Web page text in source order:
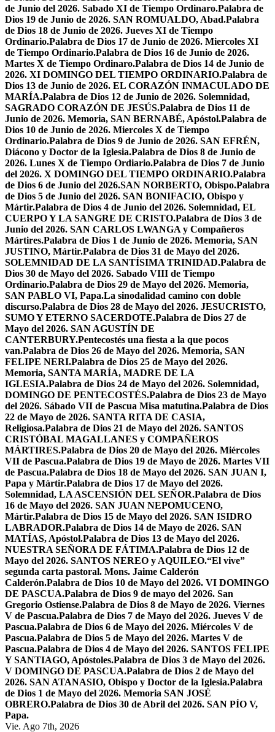
de Junio del 2026. Sabado XI de Tiempo Ordinaro.Palabra de
Dios 19 de Junio de 2026. SAN ROMUALDO, Abad.Palabra
de Dios 18 de Junio de 2026. Jueves XI de Tiempo
Ordinario.Palabra de Dios 17 de Junio de 2026. Miercoles XI
de Tiempo Ordinario.Palabra de Dios 16 de Junio de 2026.
Martes X de Tiempo Ordinaro.Palabra de Dios 14 de Junio de
2026. XI DOMINGO DEL TIEMPO ORDINARIO.Palabra de
Dios 13 de Junio de 2026. EL CORAZÓN INMACULADO DE
MARÍA.Palabra de Dios 12 de Junio de 2026. Solemnidad,
SAGRADO CORAZÓN DE JESÚS.Palabra de Dios 11 de
Junio de 2026. Memoria, SAN BERNABÉ, Apóstol.Palabra de
Dios 10 de Junio de 2026. Miercoles X de Tiempo
Ordinario.Palabra de Dios 9 de Junio de 2026. SAN EFRÉN,
Diácono y Doctor de la Iglesia.Palabra de Dios 8 de Junio de
2026. Lunes X de Tiempo Ordiario.Palabra de Dios 7 de Junio
del 2026. X DOMINGO DEL TIEMPO ORDINARIO.Palabra
de Dios 6 de Junio del 2026.SAN NORBERTO, Obispo.Palabra
de Dios 5 de Junio del 2026. SAN BONIFACIO, Obispo y
Mártir.Palabra de Dios 4 de Junio del 2026. Solemnidad, EL
CUERPO Y LA SANGRE DE CRISTO.Palabra de Dios 3 de
Junio del 2026. SAN CARLOS LWANGA y Compañeros
Mártires.Palabra de Dios 1 de Junio de 2026. Memoria, SAN
JUSTINO, Mártir.Palabra de Dios 31 de Mayo del 2026.
SOLEMNIDAD DE LA SANTÍSIMA TRINIDAD.Palabra de
Dios 30 de Mayo del 2026. Sabado VIII de Tiempo
Ordinario.Palabra de Dios 29 de Mayo del 2026. Memoria,
SAN PABLO VI, Papa.La sinodalidad camino con doble
discurso.Palabra de Dios 28 de Mayo del 2026. JESUCRISTO,
SUMO Y ETERNO SACERDOTE.Palabra de Dios 27 de
Mayo del 2026. SAN AGUSTÍN DE
CANTERBURY.Pentecostés una fiesta a la que pocos
van.Palabra de Dios 26 de Mayo del 2026. Memoria, SAN
FELIPE NERI.Palabra de Dios 25 de Mayo del 2026.
Memoria, SANTA MARÍA, MADRE DE LA
IGLESIA.Palabra de Dios 24 de Mayo del 2026. Solemnidad,
DOMINGO DE PENTECOSTÉS.Palabra de Dios 23 de Mayo
del 2026. Sábado VII de Pascua Misa matutina.Palabra de Dios
22 de Mayo de 2026. SANTA RITA DE CASIA,
Religiosa.Palabra de Dios 21 de Mayo del 2026. SANTOS
CRISTÓBAL MAGALLANES y COMPAÑEROS
MÁRTIRES.Palabra de Dios 20 de Mayo del 2026. Miércoles
VII de Pascua.Palabra de Dios 19 de Mayo de 2026. Martes VII
de Pascua.Palabra de Dios 18 de Mayo del 2026. SAN JUAN I,
Papa y Mártir.Palabra de Dios 17 de Mayo del 2026.
Solemnidad, LA ASCENSIÓN DEL SEÑOR.Palabra de Dios
16 de Mayo del 2026. SAN JUAN NEPOMUCENO,
Mártir.Palabra de Dios 15 de Mayo del 2026. SAN ISIDRO
LABRADOR.Palabra de Dios 14 de Mayo de 2026. SAN
MATÍAS, Apóstol.Palabra de Dios 13 de Mayo del 2026.
NUESTRA SEÑORA DE FÁTIMA.Palabra de Dios 12 de
Mayo del 2026. SANTOS NEREO y AQUILEO.“El vive”
segunda carta pastoral. Mons. Jaime Calderón
Calderón.Palabra de Dios 10 de Mayo del 2026. VI DOMINGO
DE PASCUA.Palabra de Dios 9 de mayo del 2026. San
Gregorio Ostiense.Palabra de Dios 8 de Mayo de 2026. Viernes
V de Pascua.Palabra de Dios 7 de Mayo del 2026. Jueves V de
Pascua.Palabra de Dios 6 de Mayo del 2026. Miércoles V de
Pascua.Palabra de Dios 5 de Mayo del 2026. Martes V de
Pascua.Palabra de Dios 4 de Mayo del 2026. SANTOS FELIPE
Y SANTIAGO, Apóstoles.Palabra de Dios 3 de Mayo del 2026.
V DOMINGO DE PASCUA.Palabra de Dios 2 de Mayo del
2026. SAN ATANASIO, Obispo y Doctor de la Iglesia.Palabra
de Dios 1 de Mayo del 2026. Memoria SAN JOSÉ
OBRERO.Palabra de Dios 30 de Abril del 2026. SAN PÍO V,
Papa.
Vie. Ago 7th, 2026